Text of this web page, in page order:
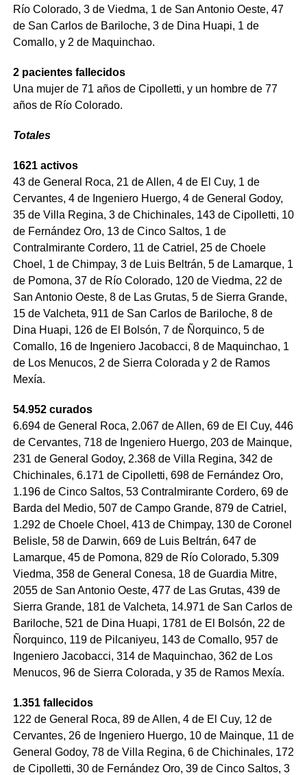
Río Colorado, 3 de Viedma, 1 de San Antonio Oeste, 47
de San Carlos de Bariloche, 3 de Dina Huapi, 1 de
Comallo, y 2 de Maquinchao.
2 pacientes fallecidos
Una mujer de 71 años de Cipolletti, y un hombre de 77
años de Río Colorado.
Totales
1621 activos
43 de General Roca, 21 de Allen, 4 de El Cuy, 1 de
Cervantes, 4 de Ingeniero Huergo, 4 de General Godoy,
35 de Villa Regina, 3 de Chichinales, 143 de Cipolletti, 10
de Fernández Oro, 13 de Cinco Saltos, 1 de
Contralmirante Cordero, 11 de Catriel, 25 de Choele
Choel, 1 de Chimpay, 3 de Luis Beltrán, 5 de Lamarque, 1
de Pomona, 37 de Río Colorado, 120 de Viedma, 22 de
San Antonio Oeste, 8 de Las Grutas, 5 de Sierra Grande,
15 de Valcheta, 911 de San Carlos de Bariloche, 8 de
Dina Huapi, 126 de El Bolsón, 7 de Ñorquinco, 5 de
Comallo, 16 de Ingeniero Jacobacci, 8 de Maquinchao, 1
de Los Menucos, 2 de Sierra Colorada y 2 de Ramos
Mexía.
54.952 curados
6.694 de General Roca, 2.067 de Allen, 69 de El Cuy, 446
de Cervantes, 718 de Ingeniero Huergo, 203 de Mainque,
231 de General Godoy, 2.368 de Villa Regina, 342 de
Chichinales, 6.171 de Cipolletti, 698 de Fernández Oro,
1.196 de Cinco Saltos, 53 Contralmirante Cordero, 69 de
Barda del Medio, 507 de Campo Grande, 879 de Catriel,
1.292 de Choele Choel, 413 de Chimpay, 130 de Coronel
Belisle, 58 de Darwin, 669 de Luis Beltrán, 647 de
Lamarque, 45 de Pomona, 829 de Río Colorado, 5.309
Viedma, 358 de General Conesa, 18 de Guardia Mitre,
2055 de San Antonio Oeste, 477 de Las Grutas, 439 de
Sierra Grande, 181 de Valcheta, 14.971 de San Carlos de
Bariloche, 521 de Dina Huapi, 1781 de El Bolsón, 22 de
Ñorquinco, 119 de Pilcaniyeu, 143 de Comallo, 957 de
Ingeniero Jacobacci, 314 de Maquinchao, 362 de Los
Menucos, 96 de Sierra Colorada, y 35 de Ramos Mexía.
1.351 fallecidos
122 de General Roca, 89 de Allen, 4 de El Cuy, 12 de
Cervantes, 26 de Ingeniero Huergo, 10 de Mainque, 11 de
General Godoy, 78 de Villa Regina, 6 de Chichinales, 172
de Cipolletti, 30 de Fernández Oro, 39 de Cinco Saltos, 3